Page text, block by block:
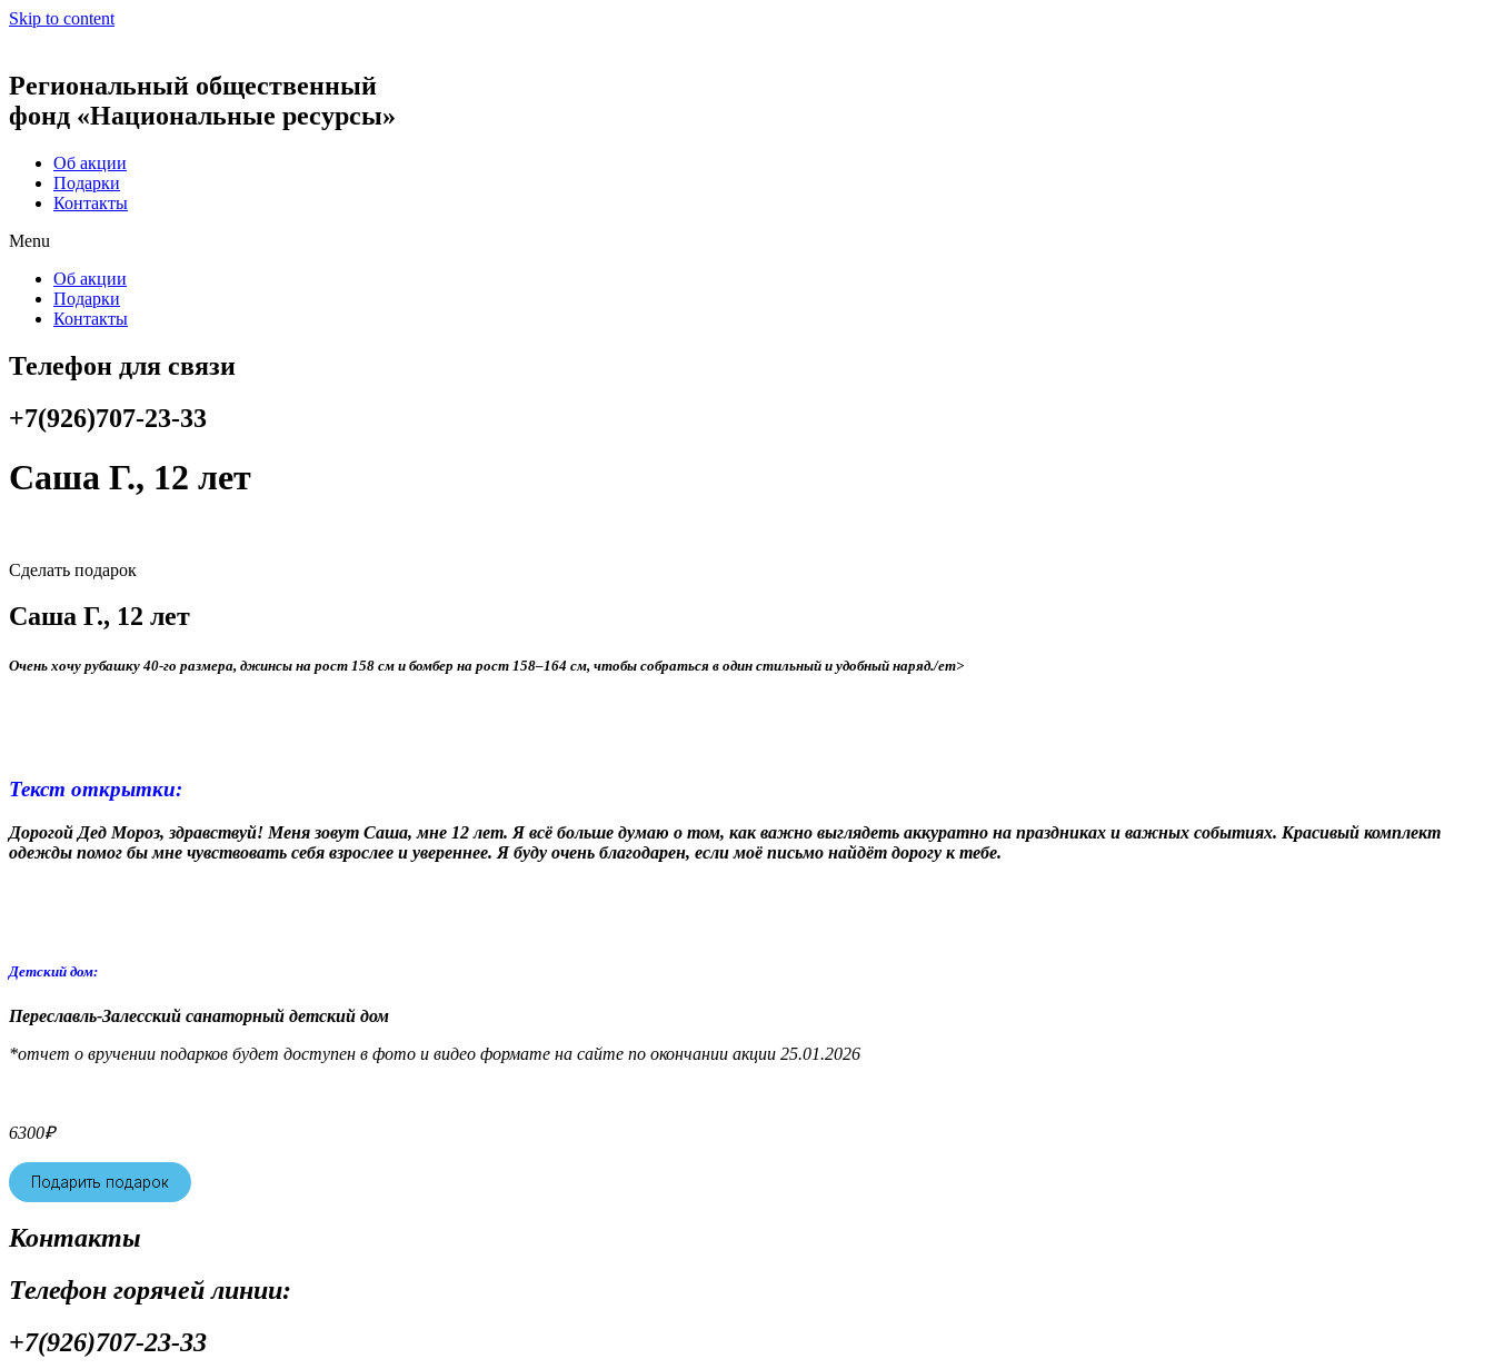
Skip to content
Региональный общественный
фонд «Национальные ресурсы»
Об акции
Подарки
Контакты
Menu
Об акции
Подарки
Контакты
Телефон для связи
+7(926)707-23-33
Саша Г., 12 лет
Сделать подарок
Саша Г., 12 лет
Очень хочу рубашку 40‑го размера, джинсы на рост 158 см и бомбер на рост 158–164 см, чтобы собраться в один стильный и удобный наряд./em>
Текст открытки:
Дорогой Дед Мороз, здравствуй! Меня зовут Саша, мне 12 лет. Я всё больше думаю о том, как важно выглядеть аккуратно на праздниках и важных событиях. Красивый комплект
одежды помог бы мне чувствовать себя взрослее и увереннее. Я буду очень благодарен, если моё письмо найдёт дорогу к тебе.
Детский дом:
Переславль-Залесский санаторный детский дом
*отчет о вручении подарков будет доступен в фото и видео формате на сайте по окончании акции 25.01.2026
6300₽
Подарить подарок
Контакты
Телефон горячей линии:
+7(926)707-23-33